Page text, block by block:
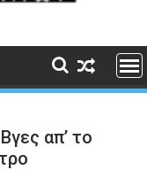
απ’ το